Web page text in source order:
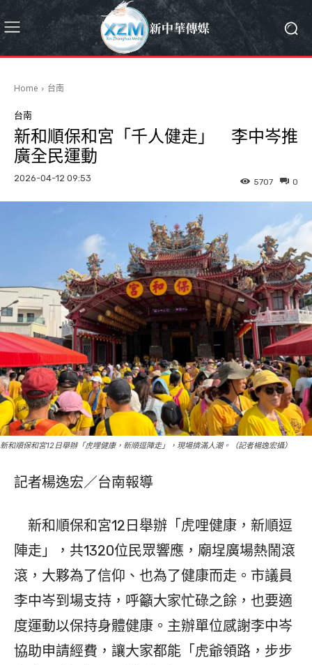
Home 台南
台南
新和順保和宮「千人健走」 李中岑推
廣全民運動
2026-04-12 09:53 0
5707
新和順保和宮12日舉辦「虎哩健康，新順逗陣走」，現場擠滿人潮。（記者楊逸宏攝）
記者楊逸宏／台南報導
新和順保和宮12日舉辦「虎哩健康，新順逗
陣走」，共1320位民眾響應，廟埕廣場熱鬧滾
滾，大夥為了信仰、也為了健康而走。市議員
李中岑到場支持，呼籲大家忙碌之餘，也要適
度運動以保持身體健康。主辦單位感謝李中岑
協助申請經費，讓大家都能「虎爺領路，步步